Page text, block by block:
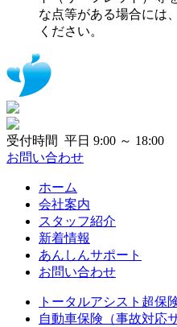
な点等がある場合には
ください。
受付時間 平日 9:00 ～ 18:00
お問い合わせ
ホーム
会社案内
スタッフ紹介
新着情報
あんしんサポート
お問い合わせ
トータルアシスト超保
自動車保険（事故対応